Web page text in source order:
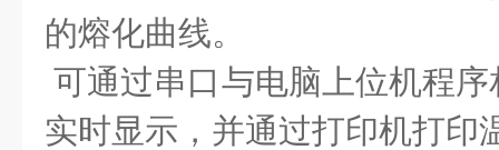
的熔化曲线。
可通过串口与电脑上位机程
实时显示，并通过打印机打印